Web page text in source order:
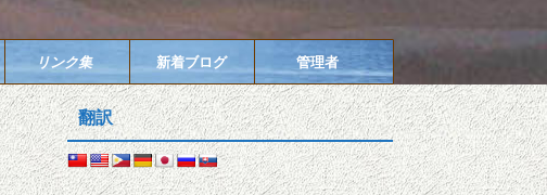
リンク集 新着ブログ 管理者
翻訳